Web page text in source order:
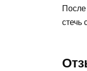
стечь